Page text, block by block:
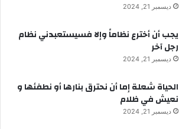
ديسمبر 21, 2024
يجب أن أخترع نظاماً وإلا فسيستعبدني نظام
رجل آخر
ديسمبر 21, 2024
الحياة شعلة إما أن نحترق بنارها أو نطفئها و
نعيش في ظلام
ديسمبر 21, 2024